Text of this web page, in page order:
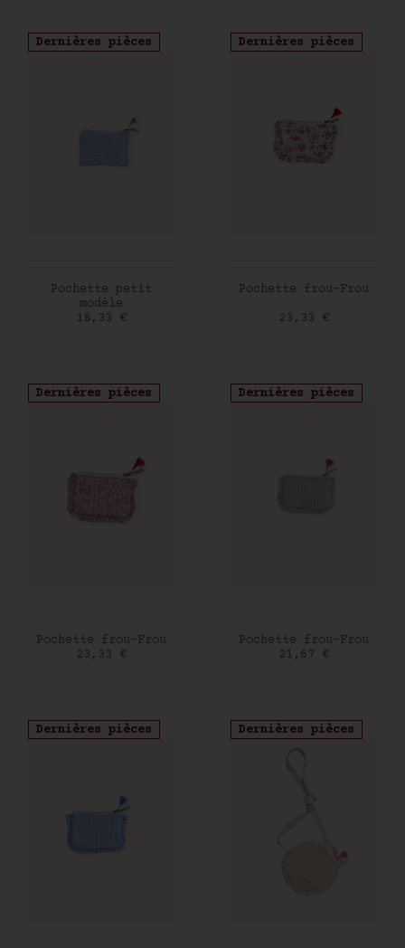
Dernières pièces
AJOUTER AU PANIER
Pochette petit
modèle
Prix
18,33 €
Dernières pièces
AJOUTER AU PANIER
Pochette frou-Frou
Prix
23,33 €
Dernières pièces
AJOUTER AU PANIER
Pochette frou-Frou
Prix
23,33 €
Dernières pièces
AJOUTER AU PANIER
Pochette frou-Frou
Prix
21,67 €
Dernières pièces Dernières pièces